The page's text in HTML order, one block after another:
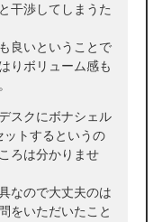
干渉してしまうた
良いということで
りボリューム感も
スクにボナシェル
ットするというの
ろは分かりませ
なので大丈夫のは
をいただいたこと